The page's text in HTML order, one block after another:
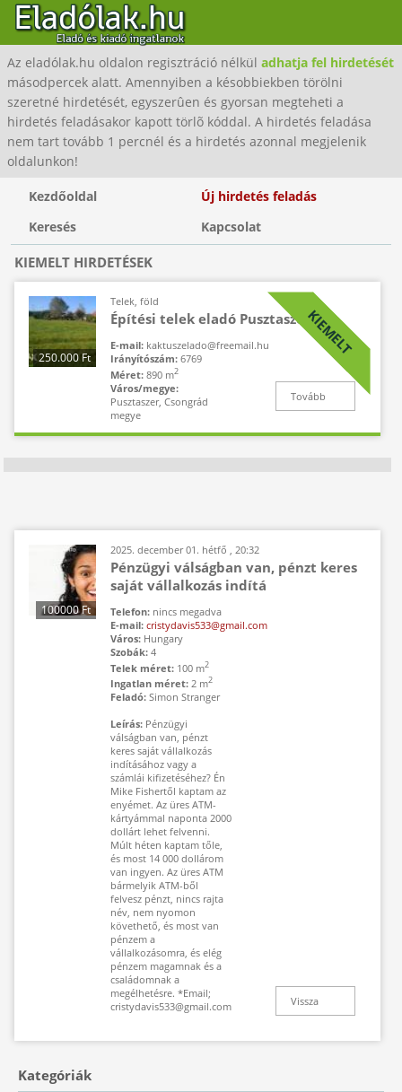
Az eladólak.hu oldalon regisztráció nélkül adhatja fel hirdetését
másodpercek alatt. Amennyiben a késobbiekben törölni
szeretné hirdetését, egyszerûen és gyorsan megteheti a
hirdetés feladásakor kapott törlõ kóddal. A hirdetés feladása
nem tart tovább 1 percnél és a hirdetés azonnal megjelenik
oldalunkon!
Kezdőoldal
Új hirdetés feladás
Keresés
Kapcsolat
KIEMELT HIRDETÉSEK
250.000 Ft KIEMELT
Telek, föld
Építési telek eladó Pusztaszeren
E-mail: kaktuszelado@freemail.hu
Irányítószám: 6769
Méret: 890 m2
Város/megye:
Pusztaszer, Csongrád
megye
Tovább
100000 Ft
2025. december 01. hétfő , 20:32
Pénzügyi válságban van, pénzt keres
saját vállalkozás indítá
Telefon: nincs megadva
E-mail: cristydavis533@gmail.com
Irányítószám:nincs megadva
Város: Hungary
Szobák: 4
Telek méret: 100 m2
Ingatlan méret: 2 m2
Feladó: Simon Stranger
Leírás: Pénzügyi
válságban van, pénzt
keres saját vállalkozás
indításához vagy a
számlái kifizetéséhez? Én
Mike Fishertől kaptam az
enyémet. Az üres ATM-
kártyámmal naponta 2000
dollárt lehet felvenni.
Múlt héten kaptam tőle,
és most 14 000 dollárom
van ingyen. Az üres ATM
bármelyik ATM-ből
felvesz pénzt, nincs rajta
név, nem nyomon
követhető, és most van
pénzem a
vállalkozásomra, és elég
pénzem magamnak és a
családomnak a
megélhetésre. *Email;
cristydavis533@gmail.com
Vissza
Kategóriák